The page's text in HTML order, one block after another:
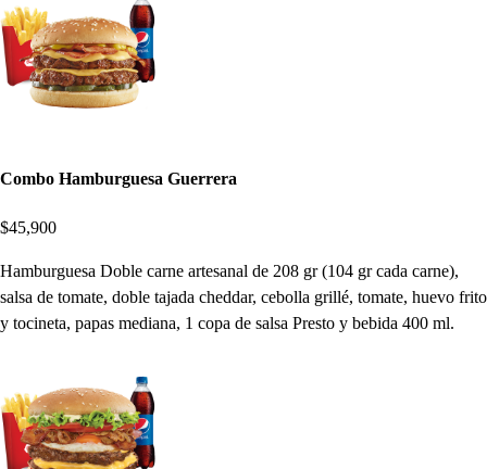
Combo Hamburguesa Guerrera
$45,900
Hamburguesa Doble carne artesanal de 208 gr (104 gr cada carne),
salsa de tomate, doble tajada cheddar, cebolla grillé, tomate, huevo frito
y tocineta, papas mediana, 1 copa de salsa Presto y bebida 400 ml.